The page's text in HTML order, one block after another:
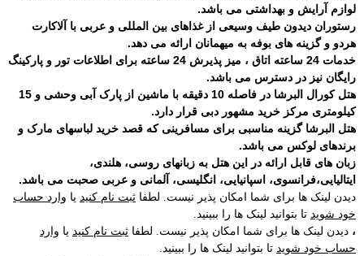
لوازم آرایش و بهداشتی می باشد.
رستوران دیدون طیف وسیعی از غذاهای بین المللی و عربی با آلاکارت
هردو و گزینه های بوفه به میهمانان ارائه می دهد.
خدمات 24 ساعته اتاق ، میز پذیرش 24 ساعته برای اطلاعات تور و پارکینگ
رایگان نیز در دسترس می باشد.
هتل کورال البرشا در فاصله 10 دقیقه با ماشین از پارک آبی وحشی و 15
کیلومتری مرکز خرید مشهور دبی قرار دارد.
هتل البرشا گزینه مناسبی برای مسافرینی که قصد خرید لباسهای مارک و
برندهای لوکس می باشد.
زبان های قابل ارائه در این هتل به زبانهای روسی، هلندی،
ایتالیایی،فرانسوی، اسپانیایی، انگلیسی، آلمانی و عربی صحبت می باشد.
دیدن لینک ها برای شما امکان پذیر نیست. لطفا ثبت نام کنید یا وارد حساب
خود شوید تا بتوانید لینک ها را ببینید.
، دیدن لینک ها برای شما امکان پذیر نیست. لطفا ثبت نام کنید یا وارد
حساب خود شوید تا بتوانید لینک ها را ببینید.